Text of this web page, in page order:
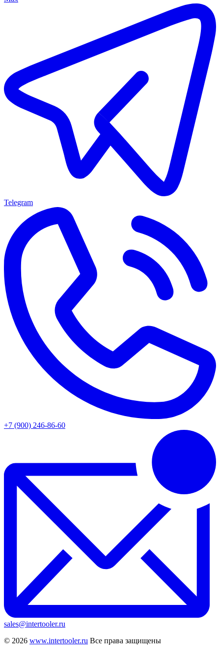
Telegram
+7 (900) 246-86-60
sales@intertooler.ru
© 2026 www.intertooler.ru Все права защищены